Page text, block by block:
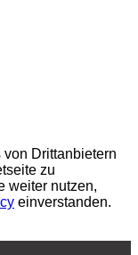
Drittanbietern
zu
weiter nutzen,
einverstanden.